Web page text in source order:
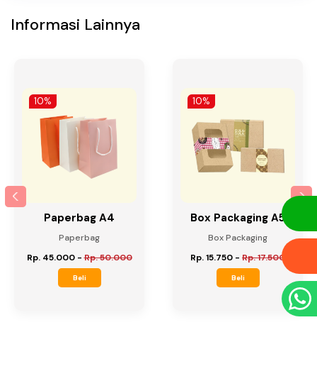
Informasi Lainnya
10%
Paperbag A4
Paperbag
Rp. 45.000-Rp. 50.000
Beli
10%
Box Packaging A5
Box Packaging
Rp. 15.750 - Rp. 17.500
Beli